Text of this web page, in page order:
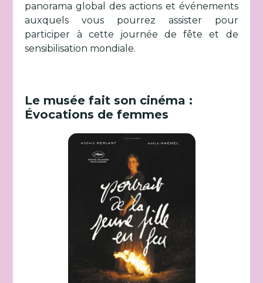
panorama global des actions et événements
auxquels vous pourrez assister pour
participer à cette journée de fête et de
sensibilisation mondiale.
Le musée fait son cinéma :
Évocations de femmes